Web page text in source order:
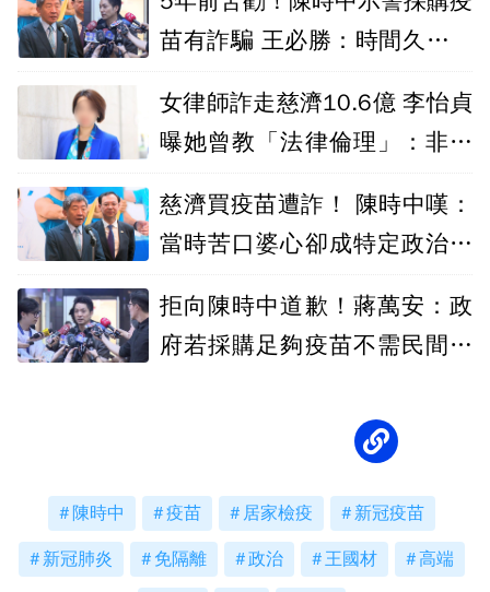
苗有詐騙 王必勝：時間久看出
女律師詐走慈濟10.6億 李怡貞
曝她曾教「法律倫理」：非常
慈濟買疫苗遭詐！ 陳時中嘆：
當時苦口婆心卻成特定政治人
拒向陳時中道歉！蔣萬安：政
府若採購足夠疫苗不需民間出
陳時中 疫苗 居家檢疫 新冠疫苗
新冠肺炎 免隔離 政治 王國材 高端